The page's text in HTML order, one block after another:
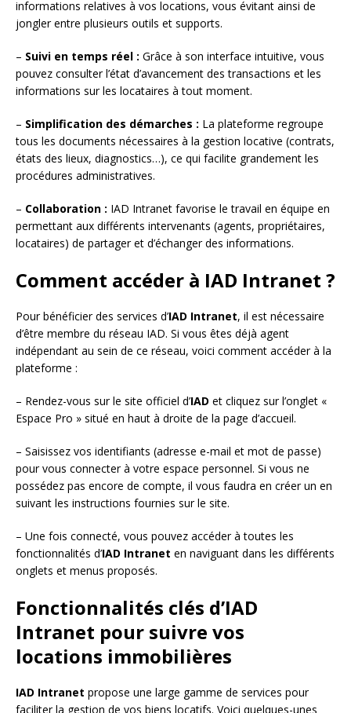
informations relatives à vos locations, vous évitant ainsi de
jongler entre plusieurs outils et supports.
– Suivi en temps réel : Grâce à son interface intuitive, vous
pouvez consulter l’état d’avancement des transactions et les
informations sur les locataires à tout moment.
– Simplification des démarches : La plateforme regroupe
tous les documents nécessaires à la gestion locative (contrats,
états des lieux, diagnostics…), ce qui facilite grandement les
procédures administratives.
– Collaboration : IAD Intranet favorise le travail en équipe en
permettant aux différents intervenants (agents, propriétaires,
locataires) de partager et d’échanger des informations.
Comment accéder à IAD Intranet ?
Pour bénéficier des services d’IAD Intranet, il est nécessaire
d’être membre du réseau IAD. Si vous êtes déjà agent
indépendant au sein de ce réseau, voici comment accéder à la
plateforme :
– Rendez-vous sur le site officiel d’IAD et cliquez sur l’onglet «
Espace Pro » situé en haut à droite de la page d’accueil.
– Saisissez vos identifiants (adresse e-mail et mot de passe)
pour vous connecter à votre espace personnel. Si vous ne
possédez pas encore de compte, il vous faudra en créer un en
suivant les instructions fournies sur le site.
– Une fois connecté, vous pouvez accéder à toutes les
fonctionnalités d’IAD Intranet en naviguant dans les différents
onglets et menus proposés.
Fonctionnalités clés d’IAD
Intranet pour suivre vos
locations immobilières
IAD Intranet propose une large gamme de services pour
faciliter la gestion de vos biens locatifs. Voici quelques-unes